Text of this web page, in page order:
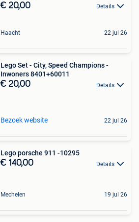
€ 20,00 Details
Haacht 22 jul 26
Lego Set - City, Speed Champions -
Inwoners 8401+60011
€ 20,00 Details
Bezoek website 22 jul 26
Lego porsche 911 -10295
€ 140,00 Details
Mechelen 19 jul 26